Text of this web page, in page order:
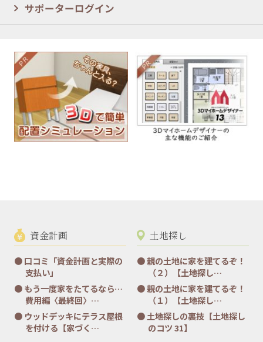
サポーターログイン
資金計画
口コミ「資金計画と実際の
支払い」
もう一度家をたてるなら…
費用編〈最終回〉…
ウッドデッキにテラス屋根
を付ける【家づく…
土地探し
親の土地に家を建てるぞ！
（２）【土地探し…
親の土地に家を建てるぞ！
（１）【土地探し…
土地探しの裏技【土地探し
のコツ 31】